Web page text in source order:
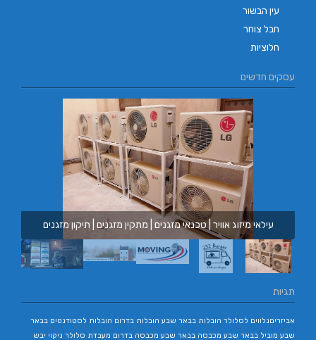
עין הבשור
חבל צוחר
חלוציות
עסקים חדשים
עילאי מיזוג אוויר | טכנאי מזגנים | מתקין מזגנים | תיקון מזגנים
תגיות
אביזריםנלווים לסלולר הובלות בבאר שבע הובלות בדרום הובלות לסטודנטים בבאר
שבע מוביל בבאר שבע מכבסה בבאר שבע מכבסה בדרום מעבדת סלולר ניקוי יבש